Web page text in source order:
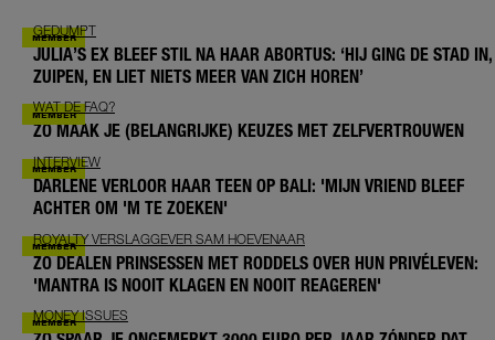
GEDUMPT
JULIA’S EX BLEEF STIL NA HAAR ABORTUS: ‘HIJ GING DE STAD IN,
ZUIPEN, EN LIET NIETS MEER VAN ZICH HOREN’
WAT DE FAQ?
ZO MAAK JE (BELANGRIJKE) KEUZES MET ZELFVERTROUWEN
INTERVIEW
DARLENE VERLOOR HAAR TEEN OP BALI: 'MIJN VRIEND BLEEF
ACHTER OM 'M TE ZOEKEN'
ROYALTY VERSLAGGEVER SAM HOEVENAAR
ZO DEALEN PRINSESSEN MET RODDELS OVER HUN PRIVÉLEVEN:
'MANTRA IS NOOIT KLAGEN EN NOOIT REAGEREN'
MONEY ISSUES